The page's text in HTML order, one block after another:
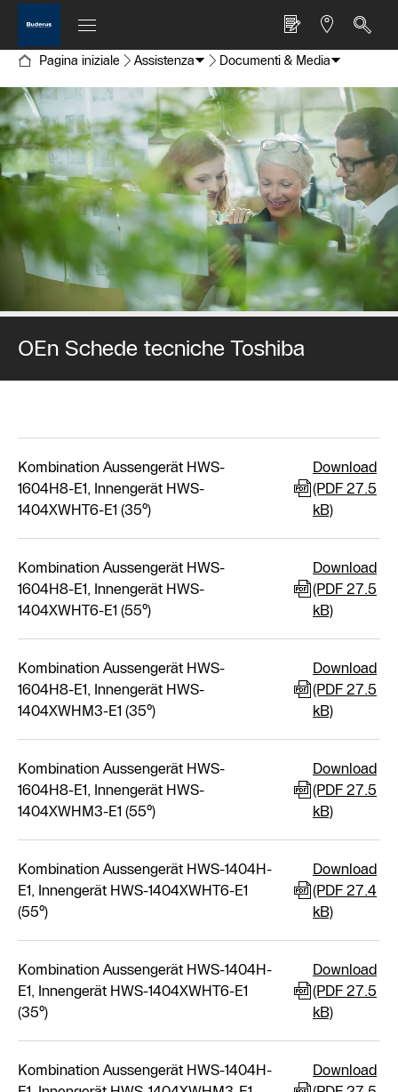
Pagina iniziale Assistenza Documenti & Media
OEn Schede tecniche Toshiba
Kombination Aussengerät HWS-
1604H8-E1, Innengerät HWS-
1404XWHT6-E1 (35°)
Download
(PDF 27.5
kB)
Kombination Aussengerät HWS-
1604H8-E1, Innengerät HWS-
1404XWHT6-E1 (55°)
Download
(PDF 27.5
kB)
Kombination Aussengerät HWS-
1604H8-E1, Innengerät HWS-
1404XWHM3-E1 (35°)
Download
(PDF 27.5
kB)
Kombination Aussengerät HWS-
1604H8-E1, Innengerät HWS-
1404XWHM3-E1 (55°)
Download
(PDF 27.5
kB)
Kombination Aussengerät HWS-1404H-
E1, Innengerät HWS-1404XWHT6-E1
(55°)
Download
(PDF 27.4
kB)
Kombination Aussengerät HWS-1404H-
E1, Innengerät HWS-1404XWHT6-E1
(35°)
Download
(PDF 27.5
kB)
Kombination Aussengerät HWS-1404H-
Download